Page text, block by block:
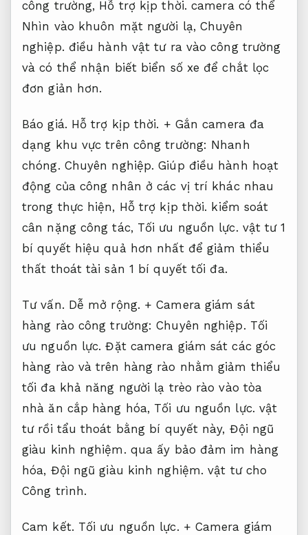
công trường, Hỗ trợ kịp thời. camera có thể
Nhìn vào khuôn mặt người lạ, Chuyên
nghiệp. điều hành vật tư ra vào công trường
và có thể nhận biết biển số xe để chắt lọc
đơn giản hơn.
Báo giá. Hỗ trợ kịp thời. + Gắn camera đa
dạng khu vực trên công trường: Nhanh
chóng. Chuyên nghiệp. Giúp điều hành hoạt
động của công nhân ở các vị trí khác nhau
trong thực hiện, Hỗ trợ kịp thời. kiểm soát
cân nặng công tác, Tối ưu nguồn lực. vật tư 1
bí quyết hiệu quả hơn nhất để giảm thiểu
thất thoát tài sản 1 bí quyết tối đa.
Tư vấn. Dễ mở rộng. + Camera giám sát
hàng rào công trường:Chuyên nghiệp. Tối
ưu nguồn lực. Đặt camera giám sát các góc
hàng rào và trên hàng rào nhằm giảm thiểu
tối đa khả năng người lạ trèo rào vào tòa
nhà ăn cắp hàng hóa, Tối ưu nguồn lực. vật
tư rồi tẩu thoát bằng bí quyết này, Đội ngũ
giàu kinh nghiệm. qua ấy bảo đảm im hàng
hóa, Đội ngũ giàu kinh nghiệm. vật tư cho
Công trình.
Cam kết. Tối ưu nguồn lực. + Camera giám